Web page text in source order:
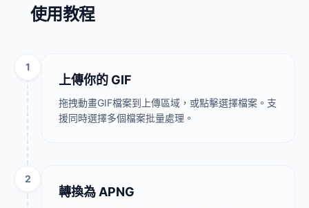
使用教程
1
上傳你的 GIF
拖拽動畫GIF檔案到上傳區域，或點擊選擇檔案。支
援同時選擇多個檔案批量處理。
2
轉換為 APNG